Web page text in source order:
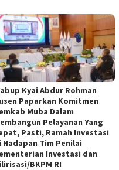
Kyai Abdur Rohman
Paparkan Komitmen
Muba Dalam
Pelayanan Yang
Pasti, Ramah Investasi
Hadapan Tim Penilai
Investasi dan
BKPM RI